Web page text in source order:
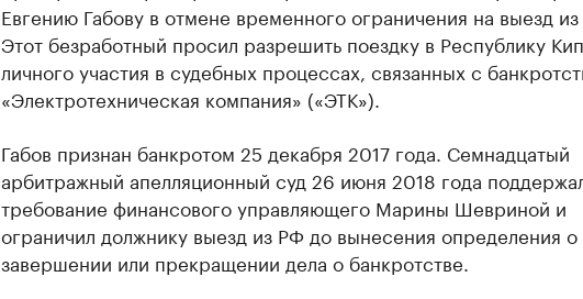
Евгению Габову в отмене временного ограничения на выезд из
Этот безработный просил разрешить поездку в Республику
личного участия в судебных процессах, связанных с
«Электротехническая компания» («ЭТК»).
Габов признан банкротом 25 декабря 2017 года. Семнадцатый
арбитражный апелляционный суд 26 июня 2018 года
требование финансового управляющего Марины Шевриной и
ограничил должнику выезд из РФ до вынесения определения о
завершении или прекращении дела о банкротстве.